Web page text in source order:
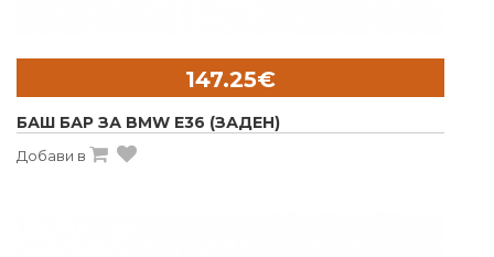
БАШ БАР ЗА BMW E36 (ЗАДЕН)
147.25€
Добави в